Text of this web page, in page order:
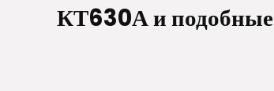
КТ630А и подобные